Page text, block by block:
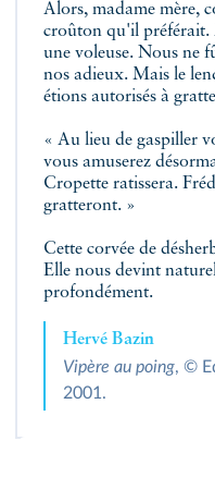
Alors, madame mère,
croûton qu'il préférait.
une voleuse. Nous ne
nos adieux. Mais le
étions autorisés à
« Au lieu de gaspiller
vous amuserez
Cropette ratissera.
gratteront. »
Cette corvée de
Elle nous devint
profondément.
Hervé Bazin
Vipère au poing, ©
2001.